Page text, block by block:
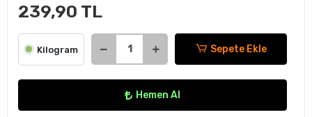
239,90 TL
Kilogram Sepete Ekle
Hemen Al